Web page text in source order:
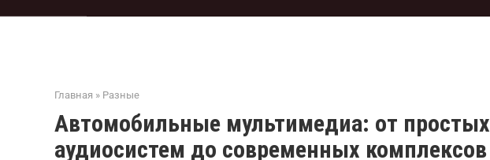
Главная » Разные
Автомобильные мультимедиа: от простых
аудиосистем до современных комплексов